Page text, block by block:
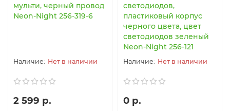
мульти, черный провод
Neon-Night 256-319-6
Нет в наличии
2 599 р.
светодиодов,
пластиковый корпус
черного цвета, цвет
светодиодов зеленый
Neon-Night 256-121
Нет в наличии
0 р.